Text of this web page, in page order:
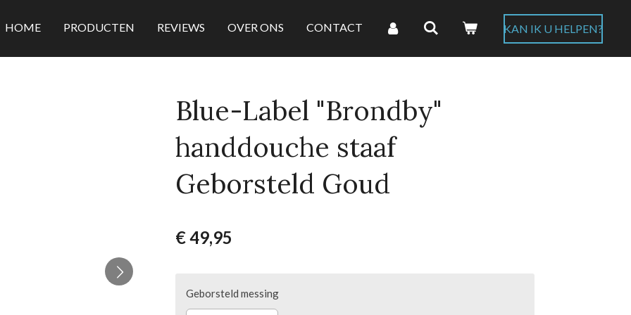
HOME PRODUCTEN REVIEWS OVER ONS CONTACT KAN IK U HELPEN?
Blue-Label "Brondby"
handdouche staaf
Geborsteld Goud
€ 49,95
Geborsteld messing